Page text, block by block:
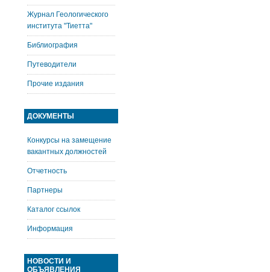
Журнал Геологического
института "Тиетта"
Библиография
Путеводители
Прочие издания
ДОКУМЕНТЫ
Конкурсы на замещение
вакантных должностей
Отчетность
Партнеры
Каталог ссылок
Информация
НОВОСТИ И
ОБЪЯВЛЕНИЯ